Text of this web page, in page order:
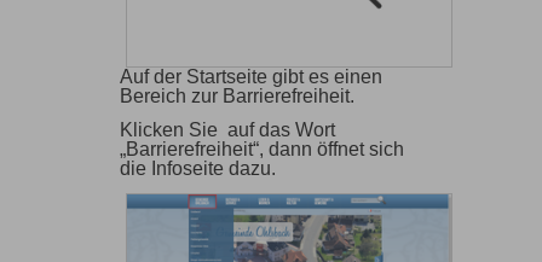
Auf der Startseite gibt es einen
Bereich zur Barrierefreiheit.
Klicken Sie auf das Wort
„Barrierefreiheit“, dann öffnet sich
die Infoseite dazu.